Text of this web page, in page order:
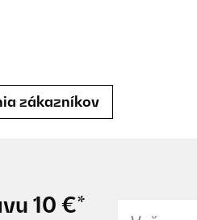
zákazníkov
10 €*